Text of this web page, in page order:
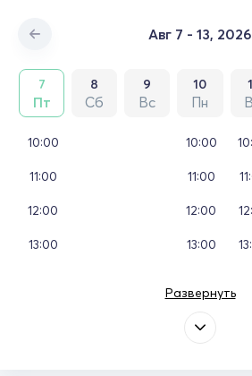
Авг 7 - 13, 2026
7
Пт
8
Сб
9
Вс
10
Пн
10:00
11:00
12:00
13:00
10:00
11:00
12:00
13:00
Развернуть